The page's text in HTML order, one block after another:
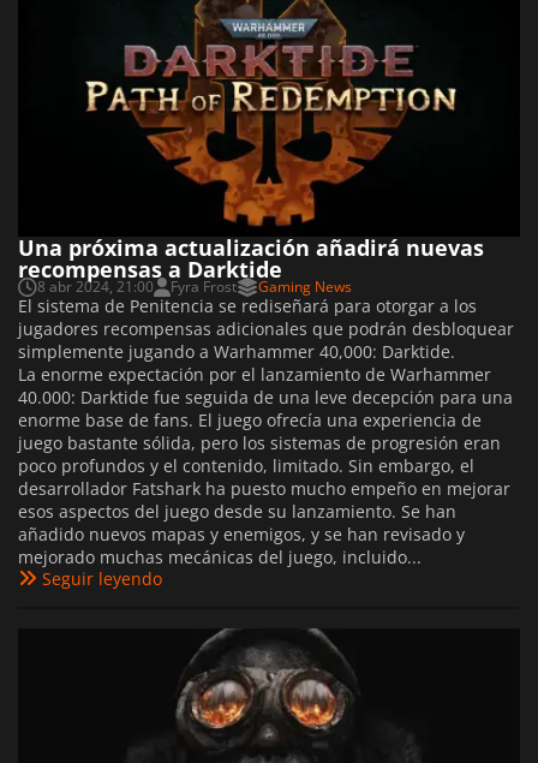
Una próxima actualización añadirá nuevas
recompensas a Darktide
8 abr 2024, 21:00 Fyra Frost Gaming News
El sistema de Penitencia se rediseñará para otorgar a los
jugadores recompensas adicionales que podrán desbloquear
simplemente jugando a Warhammer 40,000: Darktide.
La enorme expectación por el lanzamiento de Warhammer
40.000: Darktide fue seguida de una leve decepción para una
enorme base de fans. El juego ofrecía una experiencia de
juego bastante sólida, pero los sistemas de progresión eran
poco profundos y el contenido, limitado. Sin embargo, el
desarrollador Fatshark ha puesto mucho empeño en mejorar
esos aspectos del juego desde su lanzamiento. Se han
añadido nuevos mapas y enemigos, y se han revisado y
mejorado muchas mecánicas del juego, incluido...
Seguir leyendo